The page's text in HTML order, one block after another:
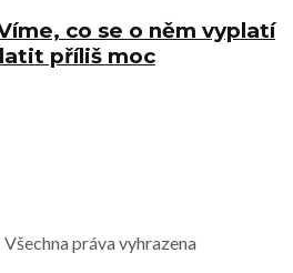
co se o něm vyplatí
příliš moc
Všechna práva vyhrazena